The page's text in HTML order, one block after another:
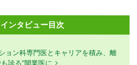
インタビュー目次
ョン科専門医とキャリアを積み、離
診る”開業医に